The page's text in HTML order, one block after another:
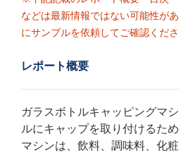
などは最新情報ではない可能性が
にサンプルを依頼してご確認くださ
レポート概要
ガラスボトルキャッピングマ
ルにキャップを取り付けるた
マシンは、飲料、調味料、化